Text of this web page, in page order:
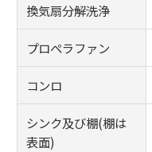
換気扇分解洗浄
プロペラファン
コンロ
シンク及び棚(棚は
表面)